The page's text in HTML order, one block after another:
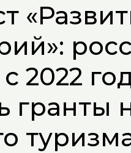
2022
гранты